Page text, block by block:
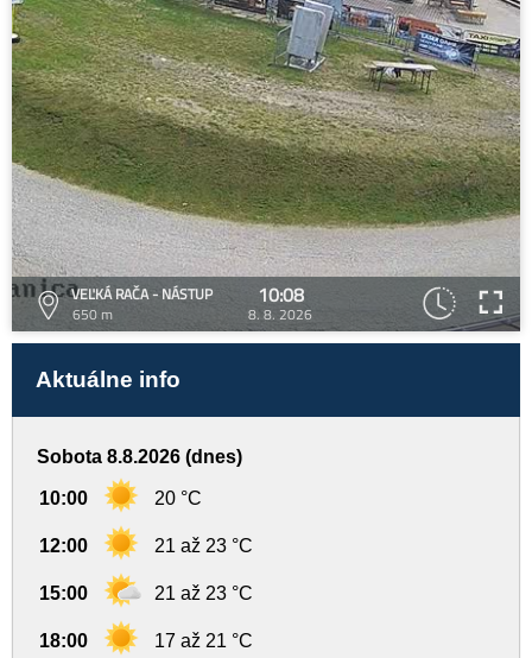
VEĽKÁ RAČA - NÁSTUP
650 m
10:08
8. 8. 2026
Aktuálne info
Sobota 8.8.2026 (dnes)
10:00 20 °C
12:00 21 až 23 °C
15:00 21 až 23 °C
18:00 17 až 21 °C